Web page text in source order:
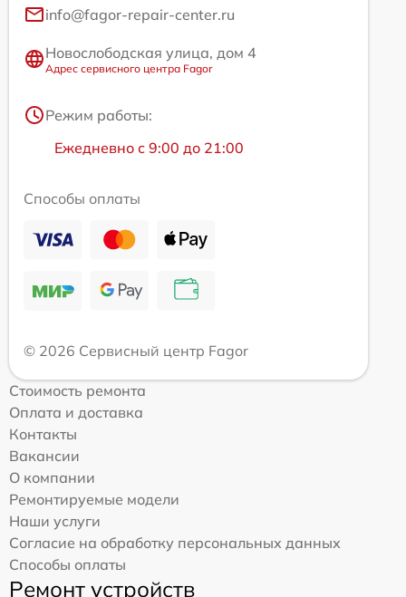
info@fagor-repair-center.ru
Новослободская улица, дом 4
Адрес сервисного центра Fagor
Режим работы:
Ежедневно с 9:00 до 21:00
Способы оплаты
© 2026 Сервисный центр Fagor
Стоимость ремонта
Оплата и доставка
Контакты
Вакансии
О компании
Ремонтируемые модели
Наши услуги
Согласие на обработку персональных данных
Способы оплаты
Ремонт устройств